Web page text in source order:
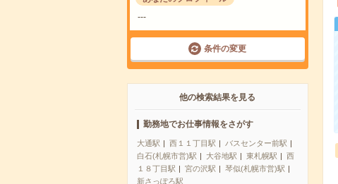
---
条件の変更
他の検索結果を見る
勤務地でお仕事情報をさがす
大通駅 西１１丁目駅
バスセンター前駅
白石(札幌市営)駅
大谷地駅 東札幌駅
西
１８丁目駅
宮の沢駅
琴似(札幌市営)駅
新さっぽろ駅